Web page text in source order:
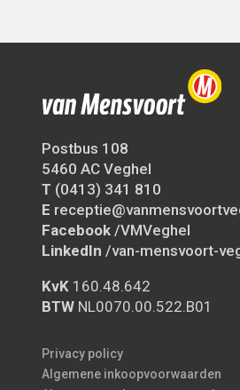
Postbus 108
5460 AC Veghel
T (0413) 341 810
E
Facebook /VMVeghel
LinkedIn /van-mensvoort-
KvK 160.48.642
BTW NL0070.00.522.B01
Privacy policy
Algemene inkoopvoorwaarden